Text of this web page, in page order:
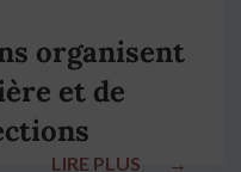
organisent
et de
LIRE PLUS →